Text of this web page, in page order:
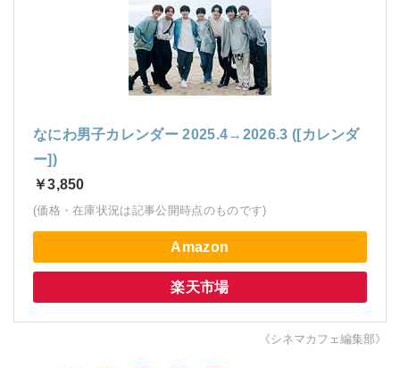
なにわ男子カレンダー 2025.4→2026.3 ([カレンダ
ー])
￥3,850
(価格・在庫状況は記事公開時点のものです)
Amazon
楽天市場
《シネマカフェ編集部》